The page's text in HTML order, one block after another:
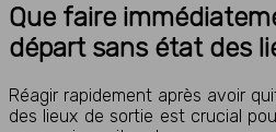
Que faire
départ sans état des
Réagir rapidement après avoir
des lieux de sortie est crucial